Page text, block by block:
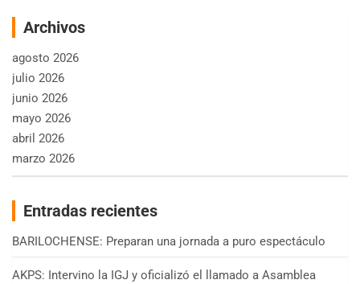
Archivos
agosto 2026
julio 2026
junio 2026
mayo 2026
abril 2026
marzo 2026
Entradas recientes
BARILOCHENSE: Preparan una jornada a puro espectáculo
AKPS: Intervino la IGJ y oficializó el llamado a Asamblea